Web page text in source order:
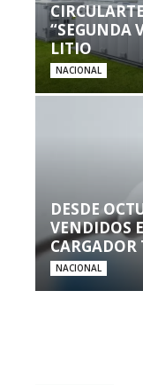
“SEGUNDA
LITIO
NACIONAL
DESDE
VENDIDOS
CARGADOR
NACIONAL